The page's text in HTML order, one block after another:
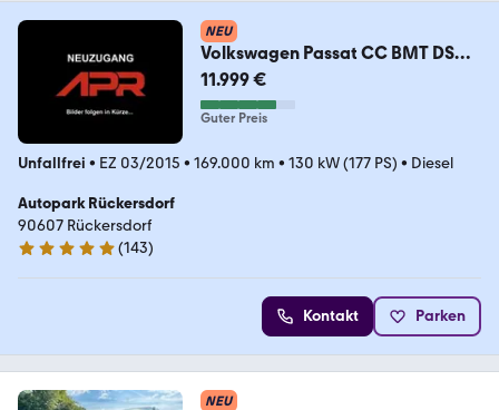
NEU
Volkswagen Passat CC BMT DSG
R-line Bi-Xenon Kamera 5-Sitze
11.999 €
Guter Preis
Unfallfrei • EZ 03/2015 • 169.000 km • 130 kW (177 PS) • Diesel
Autopark Rückersdorf
90607 Rückersdorf
4.8 Sterne
(143)
Kontakt Parken
NEU